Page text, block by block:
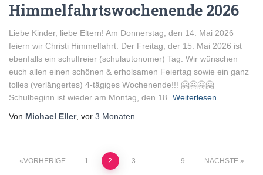
Himmelfahrtswochenende 2026
Liebe Kinder, liebe Eltern! Am Donnerstag, den 14. Mai 2026
feiern wir Christi Himmelfahrt. Der Freitag, der 15. Mai 2026 ist
ebenfalls ein schulfreier (schulautonomer) Tag. Wir wünschen
euch allen einen schönen & erholsamen Feiertag sowie ein ganz
tolles (verlängertes) 4-tägiges Wochenende!!! 🤗🤗🤗🤗
Schulbeginn ist wieder am Montag, den 18.
Weiterlesen
Von Michael Eller, vor 3 Monaten
Seitennummerierung
VORHERIGE 1 2 3 … 9 NÄCHSTE